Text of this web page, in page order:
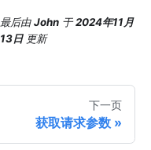
最后由John 于2024年11月
13日 更新
下一页
获取请求参数